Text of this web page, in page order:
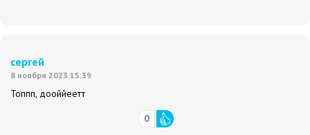
сергей
8 ноября 2023 15:39
Топпп, дооййеетт
0